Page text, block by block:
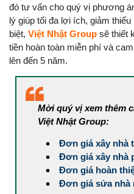
đó tư vấn cho quý vị phương
lý giúp tối đa lợi ích, giảm
biệt, Việt Nhật Group sẽ thiết
tiền hoàn toàn miễn phí và
lên đến 5 năm.
Mời quý vị xem thêm
Việt Nhật Group:
Đơn giá xây nhà
Đơn giá xây nhà
Đơn giá hoàn
Đơn giá sửa nhà